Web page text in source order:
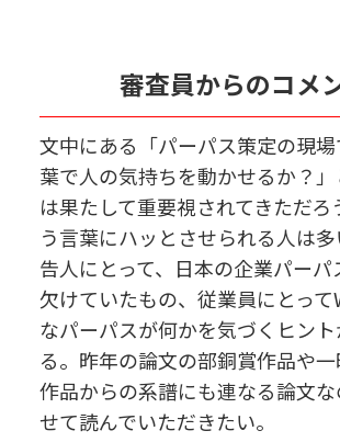
審査員からのコメ
文中にある「パーパス策定の現
葉で人の気持ちを動かせるか？
は果たして重要視されてきただろ
う言葉にハッとさせられる人は
告人にとって、日本の企業パーパ
欠けていたもの、従業員にとっ
なパーパスが何かを気づくヒン
る。昨年の論文の部銅賞作品や
作品からの系譜にも連なる論文
せて読んでいただきたい。